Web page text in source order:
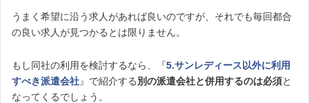
うまく希望に沿う求人があれば良いのですが、それでも毎回都合
の良い求人が見つかるとは限りません。
もし同社の利用を検討するなら、『5.サンレディース以外に利用
すべき派遣会社』で紹介する別の派遣会社と併用するのは必須と
なってくるでしょう。